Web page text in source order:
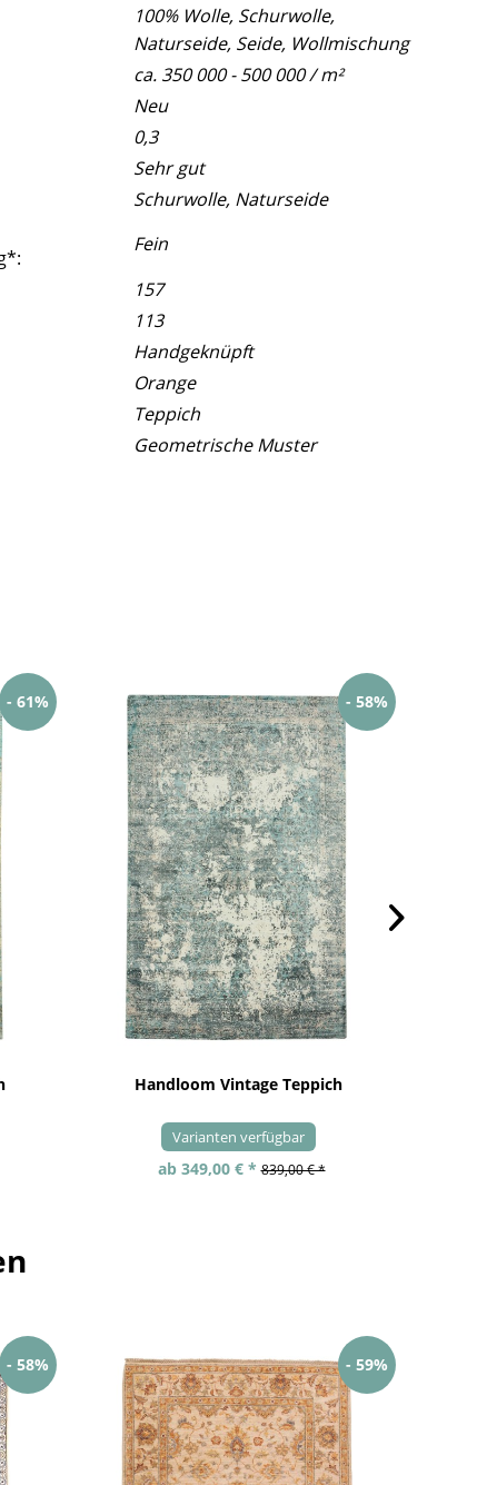
100% Wolle, Schurwolle,
Naturseide, Seide, Wollmischung
ca. 350 000 - 500 000 / m²
Neu
0,3
Sehr gut
Schurwolle, Naturseide
Fein
157
113
Handgeknüpft
Orange
Teppich
Geometrische Muster
- 61% - 58%
Handloom Vintage Teppich
Varianten verfügbar
ab 349,00 € * 839,00 € *
- 58% - 59%